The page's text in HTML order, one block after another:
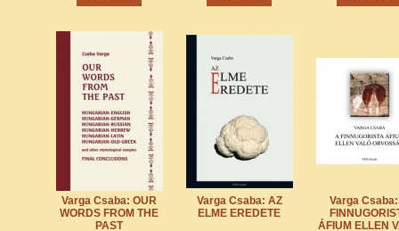
Varga Csaba: OUR
WORDS FROM THE
PAST
Varga Csaba: AZ
ELME EREDETE
Varga
ÁFIUM ELLEN